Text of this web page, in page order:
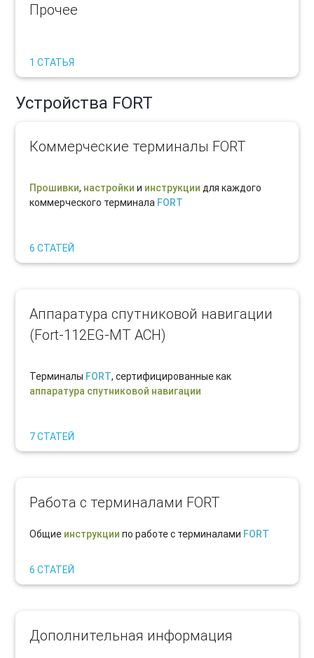
Прочее
1 СТАТЬЯ
Устройства FORT
Коммерческие терминалы FORT
Прошивки, настройки и инструкции для каждого
коммерческого терминала FORT
6 СТАТЕЙ
Аппаратура спутниковой навигации
(Fort-112EG-MT АСН)
Терминалы FORT, сертифицированные как
аппаратура спутниковой навигации
7 СТАТЕЙ
Работа с терминалами FORT
Общие инструкциипо работе с терминалами FORT
6 СТАТЕЙ
Дополнительная информация